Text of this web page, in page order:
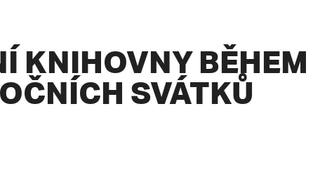
KNIHOVNY BĚHEM
SVÁTKŮ